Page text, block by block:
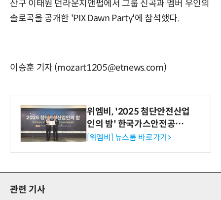
산구 이태원 던라운지앤펍에서 그룹 신곡과 멤버 우인의
솔로곡을 공개한 'PIX Dawn Party'에 참석했다.
이승훈 기자 (mozart1205@etnews.com)
위엠비, '2025 첨단안전산업
인의 밤' 한국가스안전공사
사장상 수상
[위엠비] 뉴스룸 바로가기>
관련 기사